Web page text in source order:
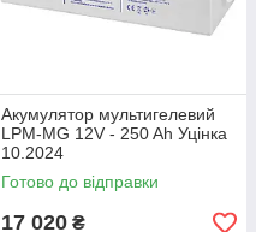
Акумулятор мультигелевий
LPM-MG 12V - 250 Ah Уцінка
10.2024
Готово до відправки
17 020 ₴